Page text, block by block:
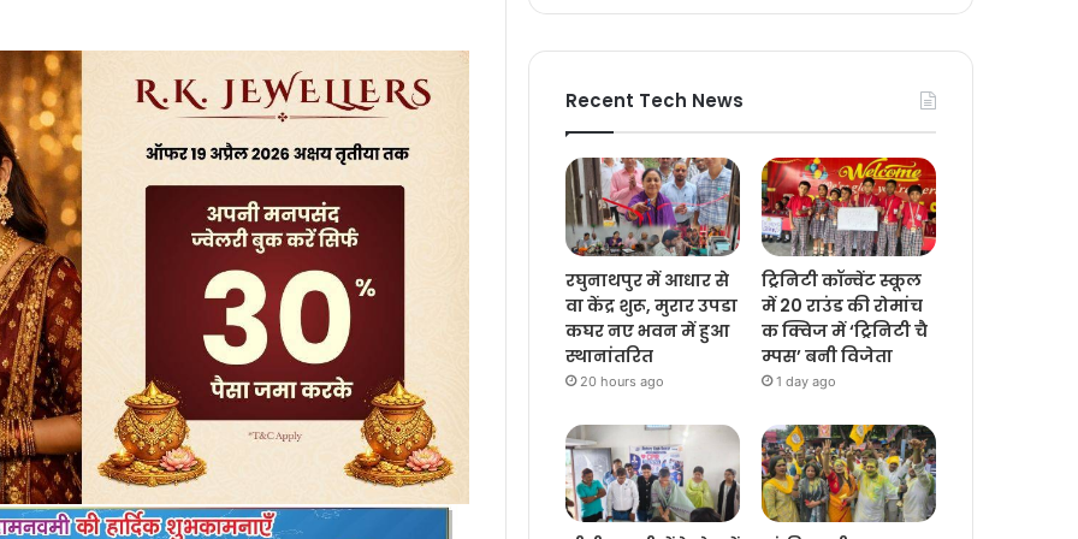
Recent Tech News
रघुनाथपुर में आधार से
वा केंद्र शुरू, मुरार उपडा
कघर नए भवन में हुआ
स्थानांतरित
20 hours ago
ट्रिनिटी कॉन्वेंट स्कूल
में 20 राउंड की रोमांच
क क्विज में ‘ट्रिनिटी चै
म्पस’ बनी विजेता
1 day ago